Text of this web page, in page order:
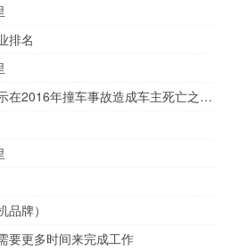
排名
特斯拉公司的工程师们表示在2016年撞车事故造成车主死亡之后特斯拉仍未能化解自动驾驶系统Autopilot的局限性
牌）
要更多时间来完成工作